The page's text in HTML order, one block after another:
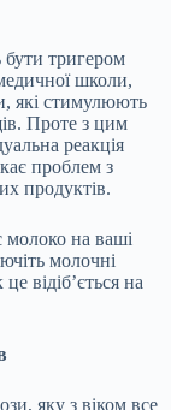
тригером
школи,
які стимулюють
Проте з цим
реакція
проблем з
продуктів.
молоко на ваші
молочні
відіб’ється на
яку з віком все